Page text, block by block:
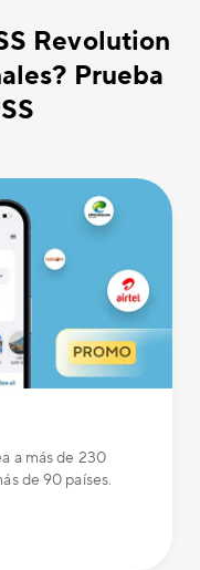
Revolution
Prueba
a más de 230
de 90 países.